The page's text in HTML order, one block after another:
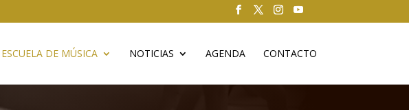
ESCUELA DE MÚSICA NOTICIAS AGENDA CONTACTO